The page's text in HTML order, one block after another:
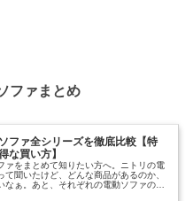
ファまとめ
ファ全シリーズを徹底比較【特
な買い方】
ァをまとめて知りたい方へ。ニトリの電
て聞いたけど、どんな商品があるのか、
なぁ。あと、それぞれの電動ソファの特